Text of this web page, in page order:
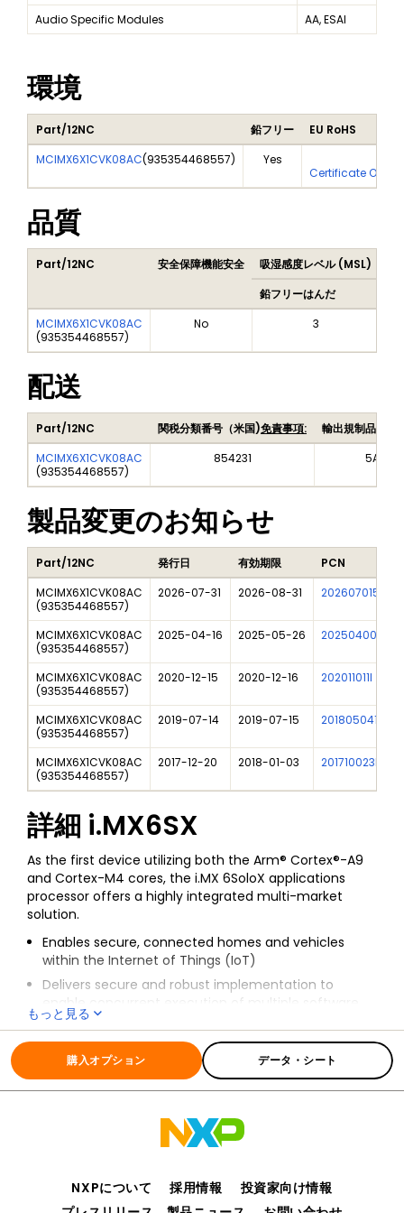
Audio Specific Modules AA, ESAI
環境
Part/12NC 鉛フリー
EU RoHS
MCIMX6X1CVK08AC(935354468557) Yes
Certificate Of
品質
Part/12NC 安全保障機能安全 吸湿感度レベル (MSL)
鉛フリーはんだ
MCIMX6X1CVK08AC
(935354468557)
No 3
配送
Part/12NC 関税分類番号（米国)免責事項:
輸出規制品目番
MCIMX6X1CVK08AC
(935354468557)
854231
製品変更のお知らせ
Part/12NC 発行日 有効期限
PCN
MCIMX6X1CVK08AC
(935354468557)
2026-07-31 2026-08-31 202607015I
MCIMX6X1CVK08AC
(935354468557)
2025-04-16 2025-05-26 202504007I
MCIMX6X1CVK08AC
(935354468557)
2020-12-15 2020-12-16 202011011I
MCIMX6X1CVK08AC
(935354468557)
2019-07-14 2019-07-15 201805041IU01
MCIMX6X1CVK08AC
(935354468557)
2017-12-20 2018-01-03 201710023I
詳細 i.MX6SX
As the first device utilizing both the Arm® Cortex®-A9
and Cortex-M4 cores, the i.MX 6SoloX applications
processor offers a highly integrated multi-market
solution.
Enables secure, connected homes and vehicles
within the Internet of Things (IoT)
Delivers secure and robust implementation to
enable concurrent execution of multiple software
environments
Provides for an application-rich system with real-
time responsiveness
Maintains maximum effectiveness and security
Backed by a strong enablement ecosystem for
market
もっと見る
全ての情報 i.MX6SX
購入オプション データ・シート
NXPについて 採用情報
投資家向け情報